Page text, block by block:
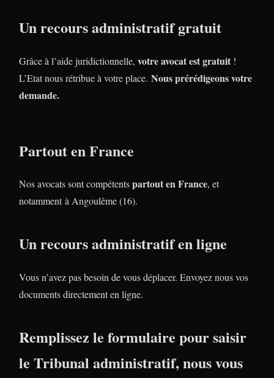
Un recours administratif gratuit
Grâce à l’aide juridictionnelle, votre avocat est gratuit !
L’Etat nous rétribue à votre place. Nous prérédigeons votre
demande.
Partout en France
Nos avocats sont compétentspartout en France, et
notamment à Angoulême (16).
Un recours administratif en ligne
Vous n’avez pas besoin de vous déplacer. Envoyez nous vos
documents directement en ligne.
Remplissez le formulaire pour saisir
le Tribunal administratif, nous vous